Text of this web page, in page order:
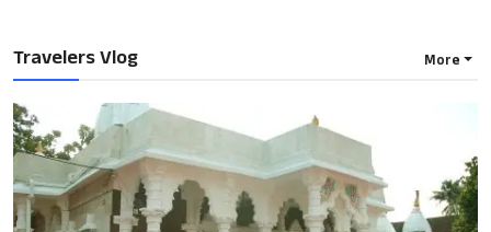
Travelers Vlog More